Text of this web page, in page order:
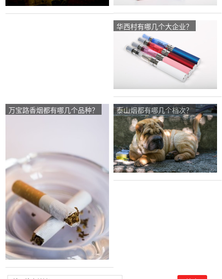
华西村有哪几个大企业？
万宝路香烟都有哪几个品种？ 泰山烟都有哪几个档次？